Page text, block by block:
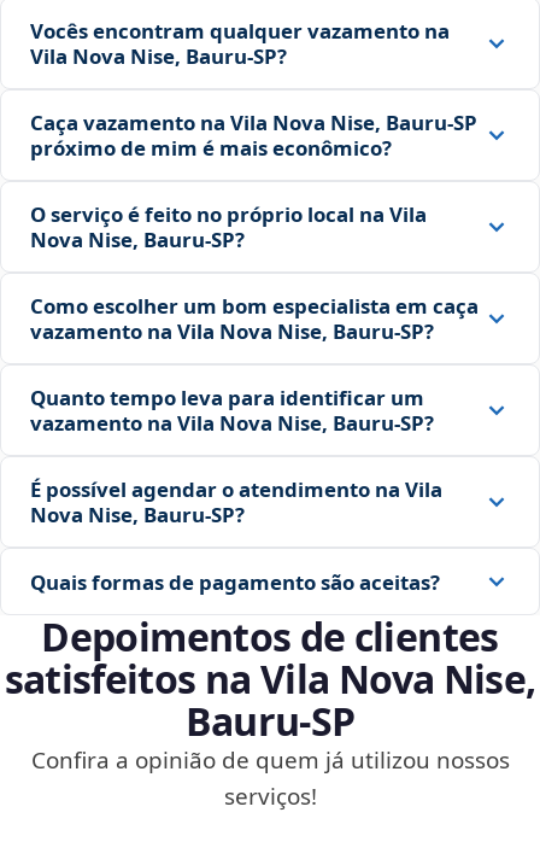
Vocês encontram qualquer vazamento na
Vila Nova Nise, Bauru‑SP?
Caça vazamento na Vila Nova Nise, Bauru‑SP
próximo de mim é mais econômico?
O serviço é feito no próprio local na Vila
Nova Nise, Bauru‑SP?
Como escolher um bom especialista em caça
vazamento na Vila Nova Nise, Bauru‑SP?
Quanto tempo leva para identificar um
vazamento na Vila Nova Nise, Bauru‑SP?
É possível agendar o atendimento na Vila
Nova Nise, Bauru‑SP?
Quais formas de pagamento são aceitas?
Depoimentos de clientes
satisfeitos na Vila Nova Nise,
Bauru‑SP
Confira a opinião de quem já utilizou nossos
serviços!